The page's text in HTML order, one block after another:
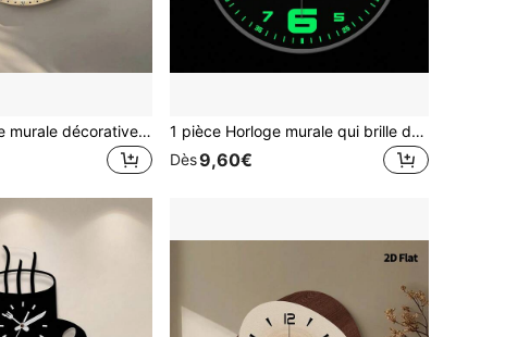
1 pièce Horloge murale décorative en bois de style vintage campagnard avec motif d'huile d'olive de Provence et de tomate, horloge à quartz silencieuse, décoration spirituelle pour le salon, la cuisine, la chambre, le bureau, la fête de jardin en extérieur, l'art mural, cadeau pour les amateurs de cuisine, 10 pouces 12 pouces 14 pouces 16 pouces (sans trotteuse, pile non incluse)
1 pièce Horloge murale qui brille dans le noir, design créatif, horloge murale silencieuse, convient pour le salon, la chambre à coucher, la décoration de la pièce, la décoration de la maison, la cuisine, la décoration de bureau, la décoration de Pâques et du printemps, peut être offerte en cadeau à des amis. Tailles disponibles : 8 pouces, 10 pouces, 12 pouces (piles non incluses) (nécessite une absorption suffisante de la lumière pour briller). Décoration murale, décoration de chambre, décoration de dortoir, décoration de rentrée scolaire
Dès9,60€